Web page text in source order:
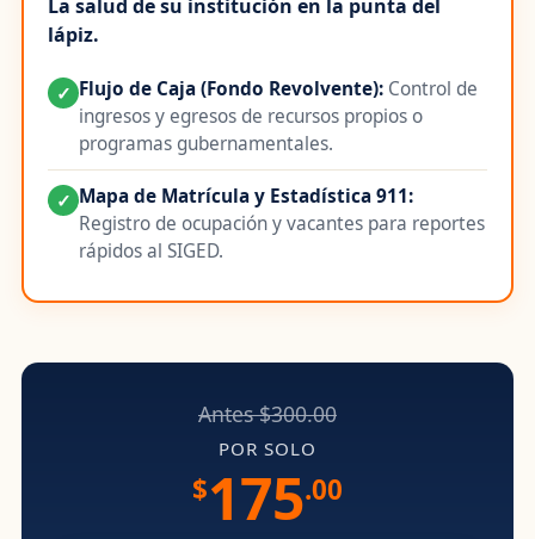
La salud de su institución en la punta del
lápiz.
✓ Flujo de Caja (Fondo Revolvente): Control de
ingresos y egresos de recursos propios o
programas gubernamentales.
✓ Mapa de Matrícula y Estadística 911:
Registro de ocupación y vacantes para reportes
rápidos al SIGED.
Antes $300.00
POR SOLO
$175.00